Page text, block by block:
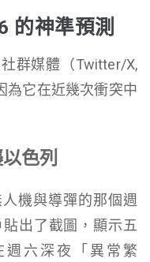
的神準預測
群媒體（Twitter/X,
為它在近幾次衝突中
色列
機與導彈的那個週
出了截圖，顯示五
週六深夜「異常繁